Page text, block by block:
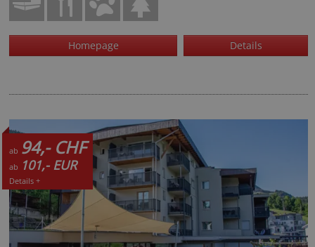
Homepage Details
ab 94,- CHF
ab 101,- EUR
Details +